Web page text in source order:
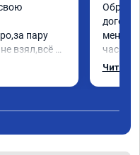
пару
взял,всё
работы
меня
час
Арман
Читать